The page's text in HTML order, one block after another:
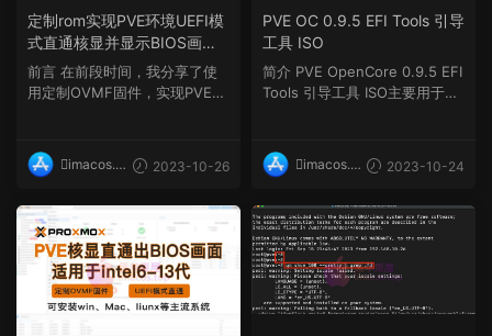
定制rom实现PVE环境UEFI模
式直通核显并显示BIOS画面
可以外接显示器输出画面（适
用于Intel与AMD处理器）
前言 在前段时间，我分享了使
用定制OVMF固件，实现PVE环
imacos.t
2023-10-26
PVE OC 0.9.5 EFI Tools 引导
工具 ISO
简介 PVE OpenCore 0.9.5 EFI
Tools 引导工具 ISO主要用于Pr
imacos.t
2023-10-24